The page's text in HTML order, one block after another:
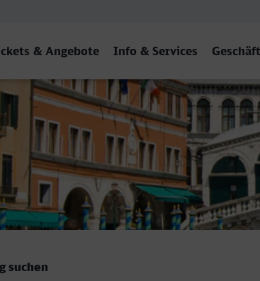
& Angebote Info & Services
- Venezia Santa
suchen